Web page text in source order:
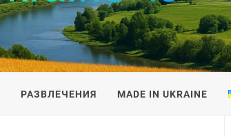
РАЗВЛЕЧЕНИЯ MADE IN UKRAINE